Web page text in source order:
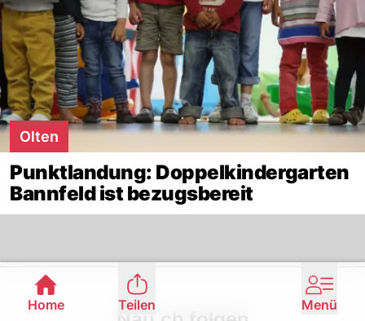
Olten
Punktlandung: Doppelkindergarten
Bannfeld ist bezugsbereit
Home Teilen Menü